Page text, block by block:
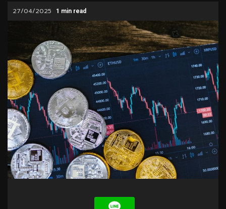
27/04/2025 1 min read